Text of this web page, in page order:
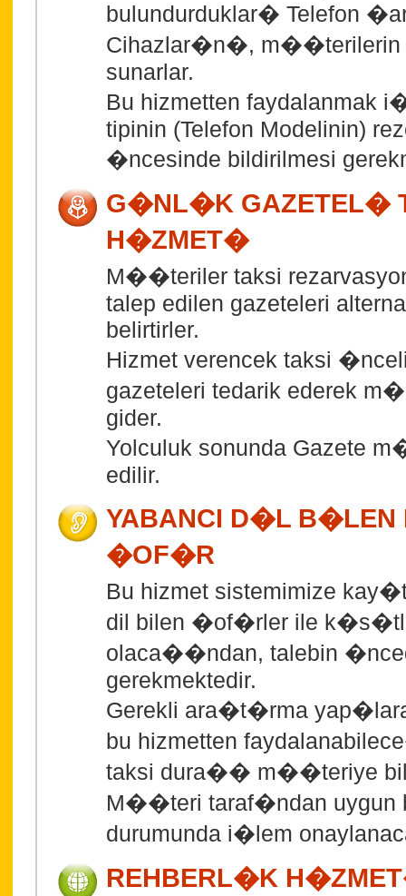
bulundurduklar� Telefon
Cihazlar�n�, m��terilerin
sunarlar.
Bu hizmetten faydalanmak
tipinin (Telefon Modelinin)
�ncesinde bildirilmesi
G�NL�K GAZETEL�
H�ZMET�
M��teriler taksi
talep edilen gazeteleri
belirtirler.
Hizmet verencek taksi
gazeteleri tedarik ederek
gider.
Yolculuk sonunda Gazete
edilir.
YABANCI D�L B�LEN
�OF�R
Bu hizmet sistemimize
dil bilen �of�rler ile
olaca��ndan, talebin
gerekmektedir.
Gerekli ara�t�rma
bu hizmetten
taksi dura�� m��teriye
M��teri taraf�ndan uygun
durumunda i�lem
REHBERL�K